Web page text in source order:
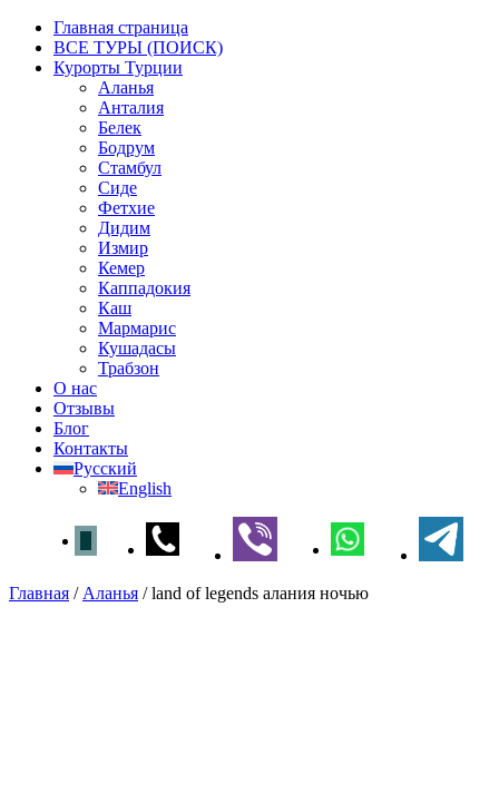
Главная страница
ВСЕ ТУРЫ (ПОИСК)
Курорты Турции
Аланья
Анталия
Белек
Бодрум
Стамбул
Сиде
Фетхие
Дидим
Измир
Кемер
Каппадокия
Каш
Мармарис
Кушадасы
Трабзон
О нас
Отзывы
Блог
Контакты
Русский
English
Главная / Аланья /land of legends алания ночью